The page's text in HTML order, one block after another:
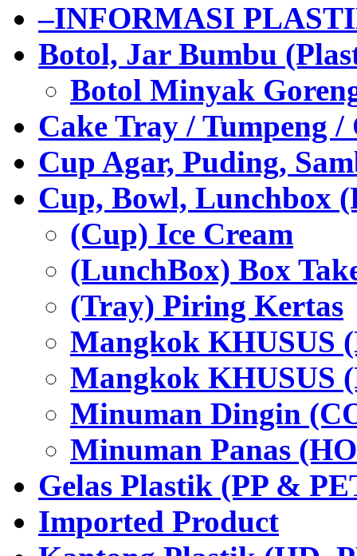
–INFORMASI
Botol, Jar Bumbu
Botol Minyak
Cake Tray / Tumpeng /
Cup Agar, Puding,
Cup, Bowl, Lunchbox
(Cup) Ice Cream
(LunchBox) Box
(Tray) Piring Kertas
Mangkok KHUSUS
Mangkok KHUSUS
Minuman Dingin
Minuman Panas
Gelas Plastik (PP &
Imported Product